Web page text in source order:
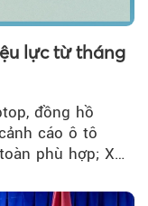
lực từ tháng
đồng hồ
cáo ô tô
phù hợp; Xe
mới có